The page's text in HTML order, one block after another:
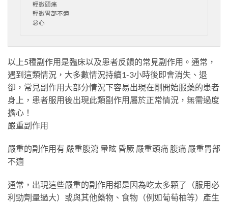
輕微頭痛
輕微胃部不適
惡心
以上5種副作用是臨床以及患者反饋的常見副作用。通常，
遇到這類情況，大多數情況持續1-3小時後即會消失、退
卻，常見副作用大部分情況下容易出現在剛開始服藥的患者
身上，患者服用後出現此類副作用屬於正常情況，無需過度
擔心！
嚴重副作用
嚴重的副作用有 嚴重腹瀉 暈眩 昏厥 嚴重頭痛 腹痛 嚴重胃部
不適
通常，出現這些嚴重的副作用都是因為吃太多顆了（服用必
利勁劑量過大）或與其他藥物、食物（例如葡萄柚等）產生